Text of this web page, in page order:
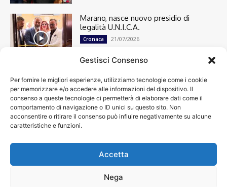
Gestisci Consenso
Per fornire le migliori esperienze, utilizziamo tecnologie come i cookie
per memorizzare e/o accedere alle informazioni del dispositivo. Il
consenso a queste tecnologie ci permetterà di elaborare dati come il
comportamento di navigazione o ID unici su questo sito. Non
acconsentire o ritirare il consenso può influire negativamente su alcune
caratteristiche e funzioni.
Accetta
Nega
Marano, nasce nuovo presidio di
legalità U.N.I.C.A.
Cronaca 21/07/2026
Cronaca
13498
Attualità
7303
top
News
4209
Cultura